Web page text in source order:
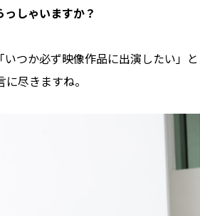
しゃいますか？
つか必ず映像作品に出演したい」と
尽きますね。